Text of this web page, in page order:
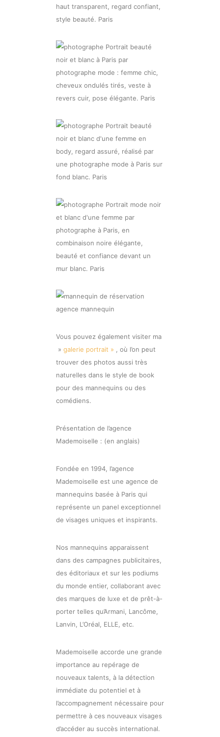
Vous pouvez également visiter ma
» galerie portrait » , où l’on peut
trouver des photos aussi très
naturelles dans le style de book
pour des mannequins ou des
comédiens.
Présentation de l’agence
Mademoiselle : (en anglais)
Fondée en 1994, l’agence
Mademoiselle est une agence de
mannequins basée à Paris qui
représente un panel exceptionnel
de visages uniques et inspirants.
Nos mannequins apparaissent
dans des campagnes publicitaires,
des éditoriaux et sur les podiums
du monde entier, collaborant avec
des marques de luxe et de prêt-à-
porter telles qu’Armani, Lancôme,
Lanvin, L’Oréal, ELLE, etc.
Mademoiselle accorde une grande
importance au repérage de
nouveaux talents, à la détection
immédiate du potentiel et à
l’accompagnement nécessaire pour
permettre à ces nouveaux visages
d’accéder au succès international.